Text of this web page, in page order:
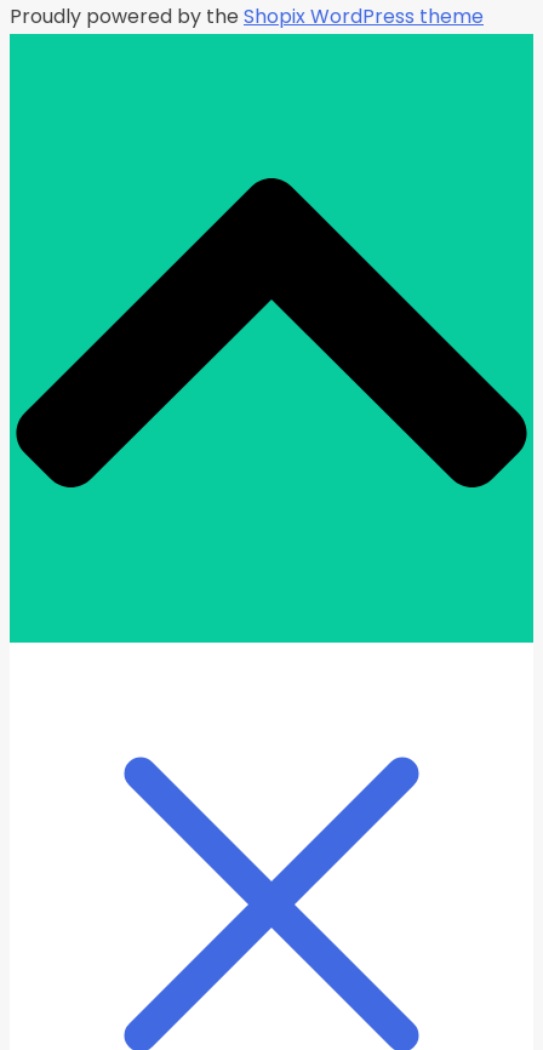
Proudly powered by the Shopix WordPress theme